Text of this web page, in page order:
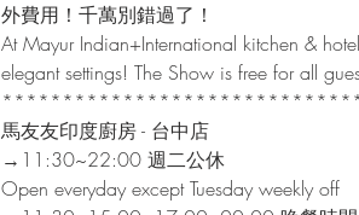
外費用！千萬別錯過了！
At Mayur Indian+International kitchen &
elegant settings! The Show is free for all
馬友友印度廚房 - 台中店
→11:30~22:00 週二公休
Open everyday except Tuesday weekly off